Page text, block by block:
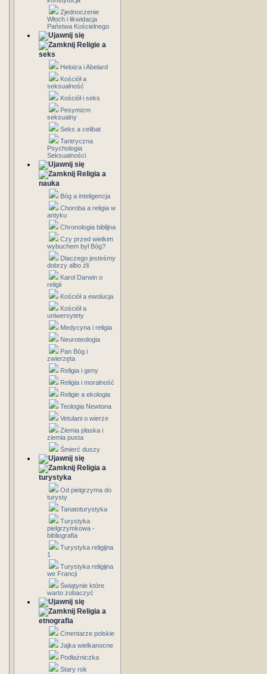
Zjednoczenie
Włoch i likwidacja
Państwa Kościelnego
Religie a
seks
Heloiza i Abelard
Kościół a
seksualność
Kościół i seks
Pesymizm
seksualny
Seks a celibat
Tantryczna
Psychologia
Seksualności
Religia a
nauka
Bóg a inteligencja
Choroba a religia w
antyku
Chronologia biblijna
Czy przed wielkim
wybuchem był Bóg?
Dlaczego jesteśmy
dobrzy albo źli
Karol Darwin o
religii
Kościół a ewolucja
Kościół a
uniwersytety
Medycyna i religia
Neuroteologia
Pan Bóg i
zwierzęta
Religia i geny
Religia i moralność
Religie a ekologia
Teologia Newtona
Vetulani o wierze
Ziemia płaska i
ziemia pusta
Śmierć duszy
Religia a
turystyka
Od pielgrzyma do
turysty
Tanatoturystyka
Turystyka
pielgrzymkowa -
bibliografia
Turystyka religijna
1
Turystyka religijna
we Francji
Świątynie które
warto zobaczyć
Religia a
etnografia
Cmentarze polskie
Jajka wielkanocne
Podłaźniczka
Stary rok